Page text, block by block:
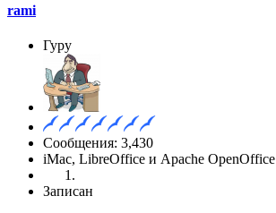
rami
Гуру
Сообщения: 3,430
iMac, LibreOffice и Apache OpenOffice
Записан